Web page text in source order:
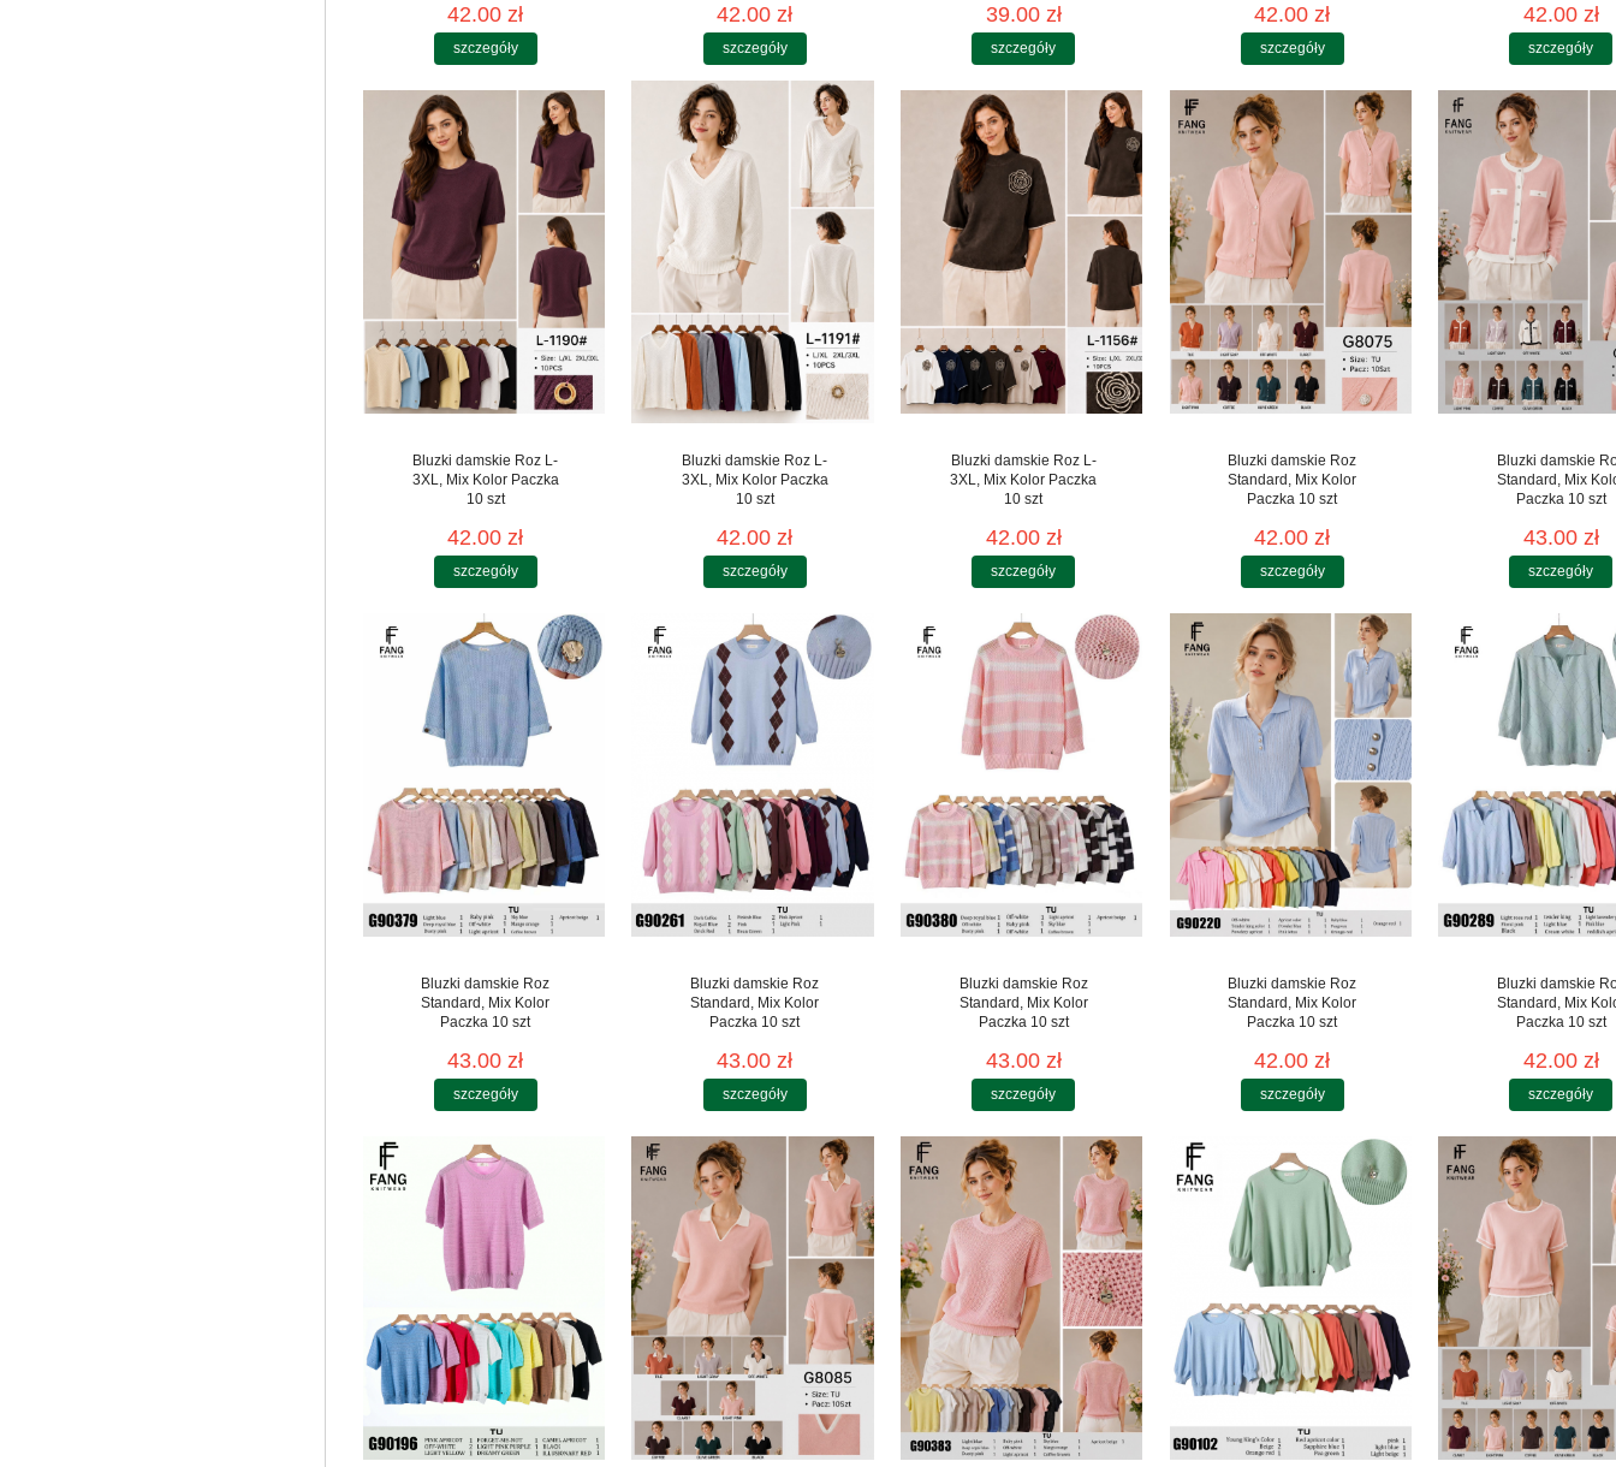
42.00 zł
szczegóły
42.00 zł
szczegóły
39.00 zł
szczegóły
42.00 zł
szczegóły
42.00 zł
szczegóły
Bluzki damskie Roz L-
3XL, Mix Kolor Paczka
10 szt
42.00 zł
szczegóły
Bluzki damskie Roz L-
3XL, Mix Kolor Paczka
10 szt
42.00 zł
szczegóły
Bluzki damskie Roz L-
3XL, Mix Kolor Paczka
10 szt
42.00 zł
szczegóły
Bluzki damskie Roz
Standard, Mix Kolor
Paczka 10 szt
42.00 zł
szczegóły
Bluzki damskie
Standard, Mix
Paczka 10 szt
43.00 zł
szczegóły
Bluzki damskie Roz
Standard, Mix Kolor
Paczka 10 szt
43.00 zł
szczegóły
Bluzki damskie Roz
Standard, Mix Kolor
Paczka 10 szt
43.00 zł
szczegóły
Bluzki damskie Roz
Standard, Mix Kolor
Paczka 10 szt
43.00 zł
szczegóły
Bluzki damskie Roz
Standard, Mix Kolor
Paczka 10 szt
42.00 zł
szczegóły
Bluzki damskie
Standard, Mix
Paczka 10 szt
42.00 zł
szczegóły